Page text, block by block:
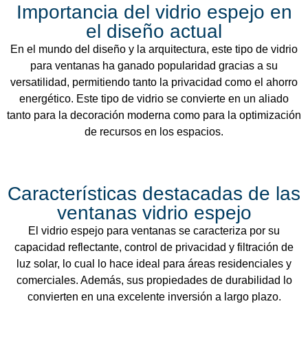
Importancia del vidrio espejo en
el diseño actual
En el mundo del diseño y la arquitectura, este tipo de vidrio
para ventanas ha ganado popularidad gracias a su
versatilidad, permitiendo tanto la privacidad como el ahorro
energético. Este tipo de vidrio se convierte en un aliado
tanto para la decoración moderna como para la optimización
de recursos en los espacios.
Características destacadas de las
ventanas vidrio espejo
El vidrio espejo para ventanas se caracteriza por su
capacidad reflectante, control de privacidad y filtración de
luz solar, lo cual lo hace ideal para áreas residenciales y
comerciales. Además, sus propiedades de durabilidad lo
convierten en una excelente inversión a largo plazo.